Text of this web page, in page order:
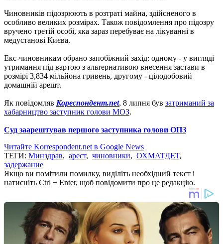
Чиновників підозрюють в розтраті майна, здійсненого в
особливо великих розмірах. Також повідомлення про підозру
вручено третій особі, яка зараз перебуває на лікуванні в
медустанові Києва.
Екс-чиновникам обрано запобіжний захід: одному - у вигляді
утримання під вартою з альтернативою внесення застави в
розмірі 3,834 мільйона гривень, другому - цілодобовий
домашній арешт.
Як повідомляв Кореспондент.net, 8 липня був затриманий за
хабарництво заступник голови МОЗ.
Суд заарештував першого заступника голови ОПЗ
Читайте Korrespondent.net в Google News
ТЕГИ: Минздрав, арест, чиновники, ОХМАТДЕТ,
задержание
Якщо ви помітили помилку, виділіть необхідний текст і
натисніть Ctrl + Enter, щоб повідомити про це редакцію.